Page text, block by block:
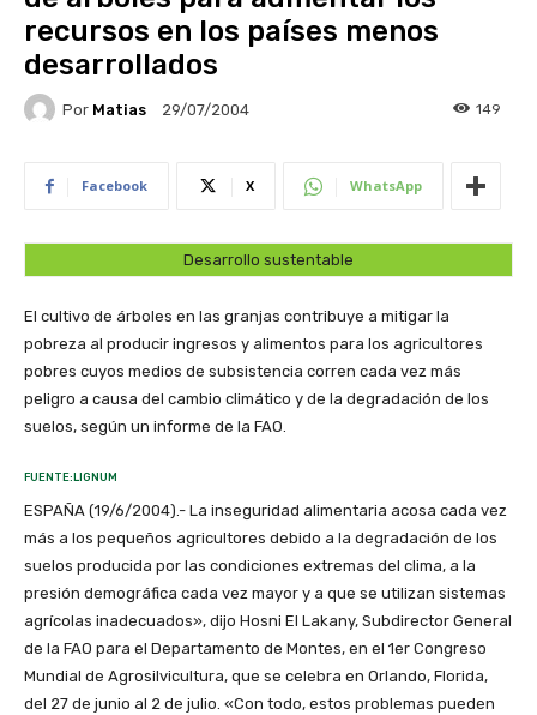
recursos en los países menos
desarrollados
Por Matias 29/07/2004 149
Facebook X WhatsApp
Desarrollo sustentable
El cultivo de árboles en las granjas contribuye a mitigar la
pobreza al producir ingresos y alimentos para los agricultores
pobres cuyos medios de subsistencia corren cada vez más
peligro a causa del cambio climático y de la degradación de los
suelos, según un informe de la FAO.
FUENTE:LIGNUM
ESPAÑA (19/6/2004).- La inseguridad alimentaria acosa cada vez
más a los pequeños agricultores debido a la degradación de los
suelos producida por las condiciones extremas del clima, a la
presión demográfica cada vez mayor y a que se utilizan sistemas
agrícolas inadecuados», dijo Hosni El Lakany, Subdirector General
de la FAO para el Departamento de Montes, en el 1er Congreso
Mundial de Agrosilvicultura, que se celebra en Orlando, Florida,
del 27 de junio al 2 de julio. «Con todo, estos problemas pueden